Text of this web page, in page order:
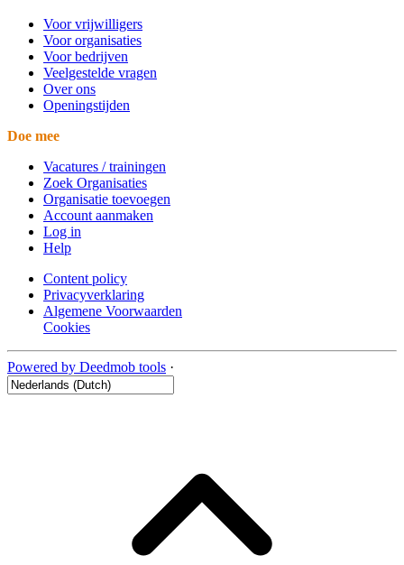
Voor vrijwilligers
Voor organisaties
Voor bedrijven
Veelgestelde vragen
Over ons
Openingstijden
Doe mee
Vacatures / trainingen
Zoek Organisaties
Organisatie toevoegen
Account aanmaken
Log in
Help
Content policy
Privacyverklaring
Algemene Voorwaarden
Cookies
Powered by Deedmob tools ·